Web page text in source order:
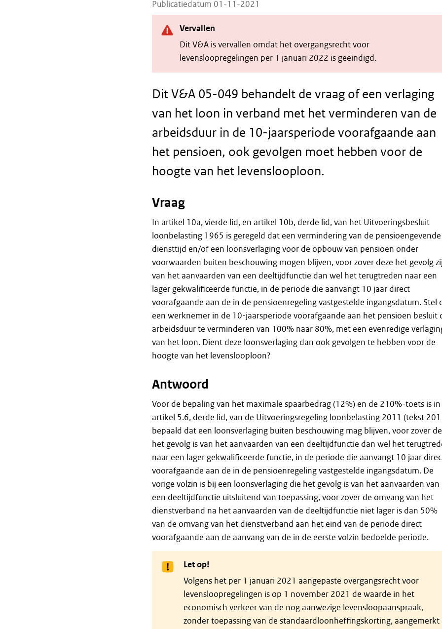
Publicatiedatum 01-11-2021
Vervallen
Dit V&A is vervallen omdat het overgangsrecht voor
levensloopregelingen per 1 januari 2022 is geëindigd.
Dit V&A 05-049 behandelt de vraag of een verlaging
van het loon in verband met het verminderen van de
arbeidsduur in de 10-jaarsperiode voorafgaande aan
het pensioen, ook gevolgen moet hebben voor de
hoogte van het levenslooploon.
Vraag
In artikel 10a, vierde lid, en artikel 10b, derde lid, van het Uitvoeringsbesluit
loonbelasting 1965 is geregeld dat een vermindering van de pensioengevende
diensttijd en/of een loonsverlaging voor de opbouw van pensioen onder
voorwaarden buiten beschouwing mogen blijven, voor zover deze het gevolg
van het aanvaarden van een deeltijdfunctie dan wel het terugtreden naar een
lager gekwalificeerde functie, in de periode die aanvangt 10 jaar direct
voorafgaande aan de in de pensioenregeling vastgestelde ingangsdatum. Stel
een werknemer in de 10-jaarsperiode voorafgaande aan het pensioen besluit
arbeidsduur te verminderen van 100% naar 80%, met een evenredige
van het loon. Dient deze loonsverlaging dan ook gevolgen te hebben voor de
hoogte van het levenslooploon?
Antwoord
Voor de bepaling van het maximale spaarbedrag (12%) en de 210%-toets is in
artikel 5.6, derde lid, van de Uitvoeringsregeling loonbelasting 2011 (tekst
bepaald dat een loonsverlaging buiten beschouwing mag blijven, voor zover
het gevolg is van het aanvaarden van een deeltijdfunctie dan wel het
naar een lager gekwalificeerde functie, in de periode die aanvangt 10 jaar
voorafgaande aan de in de pensioenregeling vastgestelde ingangsdatum. De
vorige volzin is bij een loonsverlaging die het gevolg is van het aanvaarden van
een deeltijdfunctie uitsluitend van toepassing, voor zover de omvang van het
dienstverband na het aanvaarden van de deeltijdfunctie niet lager is dan 50%
van de omvang van het dienstverband aan het eind van de periode direct
voorafgaande aan de aanvang van de in de eerste volzin bedoelde periode.
Let op!
Volgens het per 1 januari 2021 aangepaste overgangsrecht voor
levensloopregelingen is op 1 november 2021 de waarde in het
economisch verkeer van de nog aanwezige levensloopaanspraak,
zonder toepassing van de standaardloonheffingskorting, aangemerkt